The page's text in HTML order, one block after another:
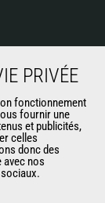
PRIVÉE
fonctionnement
fournir une
et publicités,
celles
donc des
nos